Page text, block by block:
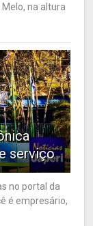
na altura
serviço
no portal da
é empresário,